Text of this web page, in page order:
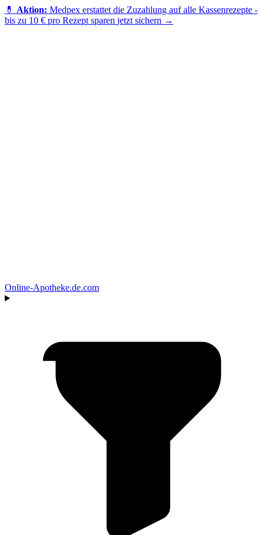
💊 Aktion: Medpex erstattet die Zuzahlung auf alle Kassenrezepte -
bis zu 10 € pro Rezept sparen jetzt sichern →
Online‑Apotheke.de.com